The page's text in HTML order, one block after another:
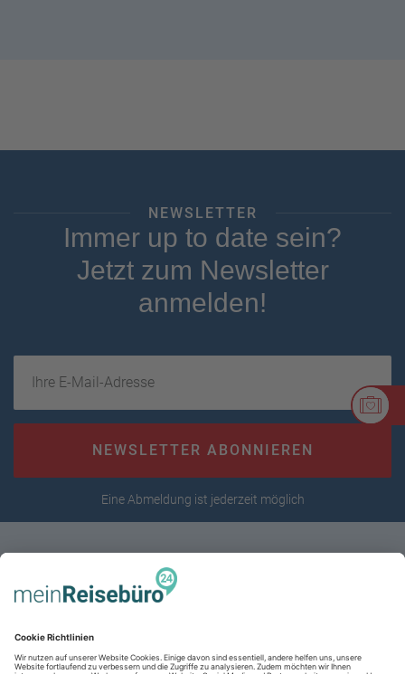
NEWSLETTER
Immer up to date sein?
Jetzt zum Newsletter
anmelden!
NEWSLETTER ABONNIEREN
Eine Abmeldung ist jederzeit möglich
RECHTLICHES
Datenschutz
SERVICE